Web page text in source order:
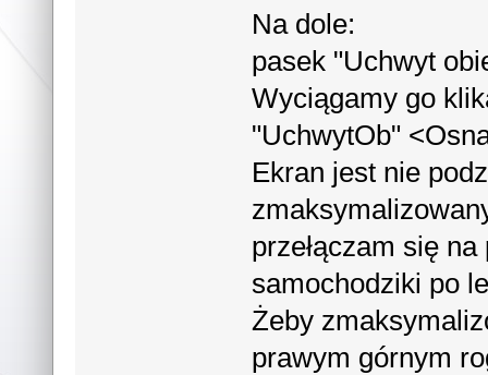
Na dole:
pasek "Uchwyt
Wyciągamy go
"UchwytOb"
Ekran jest nie
przełączam się
samochodziki po
Żeby
prawym górnym